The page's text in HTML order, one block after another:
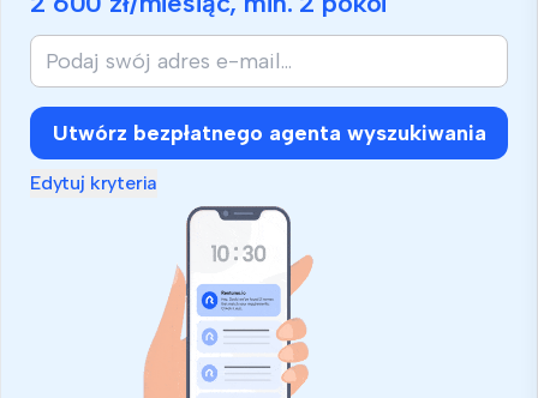
Utwórz bezpłatnego agenta wyszukiwania
Edytuj kryteria